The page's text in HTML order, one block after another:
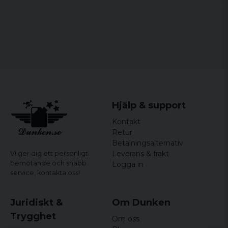
Kardborreband vid ärmslutet för justering av
bredd
Material: 100% bomull
Vi ger dig ett personligt
bemötande och snabb
service, kontakta oss!
Hjälp & support
Kontakt
Retur
Betalningsalternativ
Leverans & frakt
Logga in
Juridiskt &
Trygghet
Om Dunken
Om oss